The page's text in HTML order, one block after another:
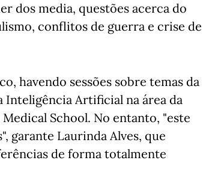
dos media, questões acerca do
conflitos de guerra e crise de
havendo sessões sobre temas da
Inteligência Artificial na área da
School. No entanto, "este
garante Laurinda Alves, que
de forma totalmente